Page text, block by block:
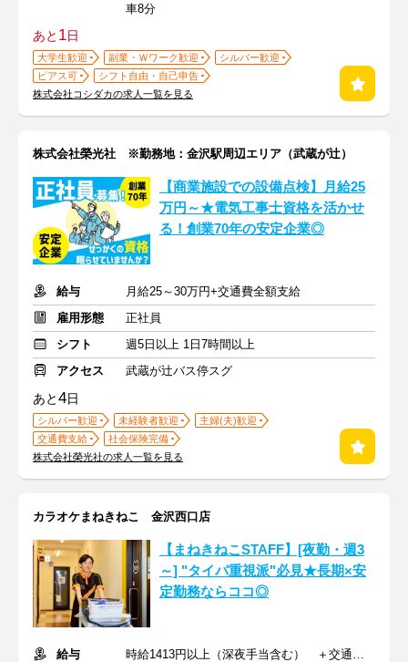
車8分
あと 1日
大学生歓迎 副業・Ｗワーク歓迎
シルバー歓迎
ピアス可
シフト自由・自己申告
株式会社コシダカの求人一覧を見る
株式会社榮光社 ※勤務地：金沢駅周辺エリア（武蔵が辻）
【商業施設での設備点検】月給25
万円～★電気工事士資格を活かせ
る！創業70年の安定企業◎
給与
月給25～30万円+交通費全額支給
雇用形態
正社員
シフト
週5日以上 1日7時間以上
アクセス
武蔵が辻バス停スグ
あと4日
シルバー歓迎 未経験者歓迎
主婦(夫)歓迎
交通費支給
社会保険完備
株式会社榮光社の求人一覧を見る
カラオケまねきねこ 金沢西口店
【まねきねこSTAFF】[夜勤・週3
～] "タイパ重視派"必見★長期×安
定勤務ならココ◎
給与
時給1413円以上（深夜手当含む） ＋交通費支給